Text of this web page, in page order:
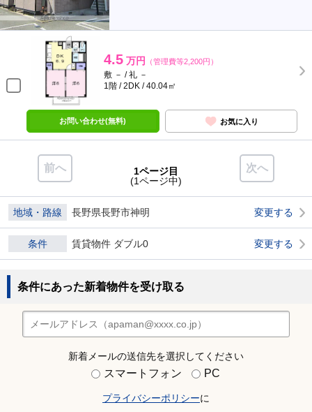
4.5 万円 （管理費等2,200円）
敷 － / 礼 －
1階 / 2DK / 40.04㎡
お問い合わせ(無料) お気に入り
前へ 次へ
1ページ目
(1ページ中)
地域・路線 長野県長野市神明 変更する
条件 賃貸物件 ダブル0 変更する
条件にあった新着物件を受け取る
新着メールの送信先を選択してください
スマートフォン PC
プライバシーポリシーに